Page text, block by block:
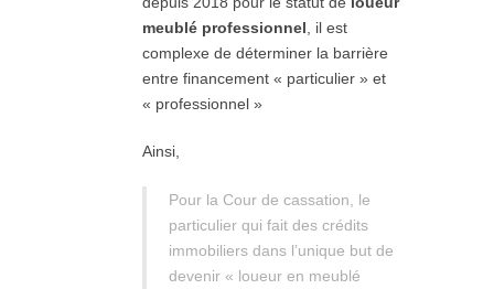
meublé professionnel , il est
complexe de déterminer la barrière
entre financement « particulier » et
« professionnel »
Ainsi,
Pour la Cour de cassation, le
particulier qui fait des crédits
immobiliers dans l’unique but de
devenir « loueur en meublé